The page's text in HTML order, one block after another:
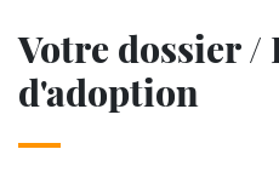
Votre dossier /
d'adoption